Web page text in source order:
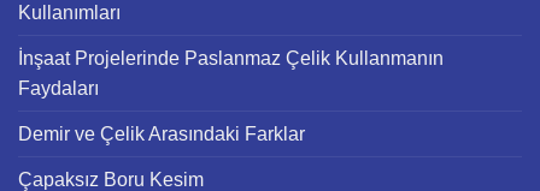
Kullanımları
İnşaat Projelerinde Paslanmaz Çelik Kullanmanın
Faydaları
Demir ve Çelik Arasındaki Farklar
Çapaksız Boru Kesim